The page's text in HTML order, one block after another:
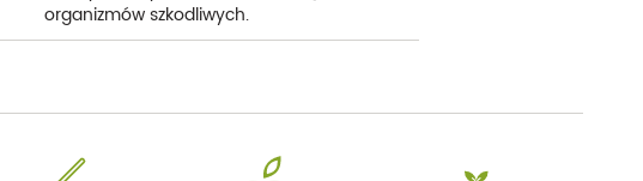
organizmów szkodliwych.